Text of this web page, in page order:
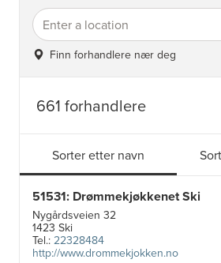
Finn forhandlere nær deg
661 forhandlere
Sorter etter navn
51531: Drømmekjøkkenet Ski
Nygårdsveien 32
1423 Ski
Tel.:22328484
http://www.drommekjokken.no